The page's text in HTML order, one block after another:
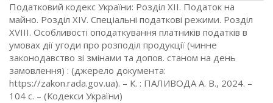
Податковий кодекс України: Розділ XII. Податок на
майно. Розділ XIV. Спеціальні податкові режими. Розділ
XVIII. Особливості оподаткування платників податків в
умовах дії угоди про розподіл продукції (чинне
законодавство зі змінами та допов. станом на день
замовлення) : (джерело документа:
https://zakon.rada.gov.ua). – К. : ПАЛИВОДА А. В., 2024. –
104 с. – (Кодекси України)